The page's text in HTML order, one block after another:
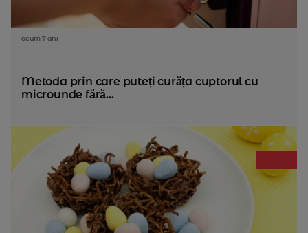
acum 7 ani
Metoda prin care puteți curăța cuptorul cu
microunde fără...